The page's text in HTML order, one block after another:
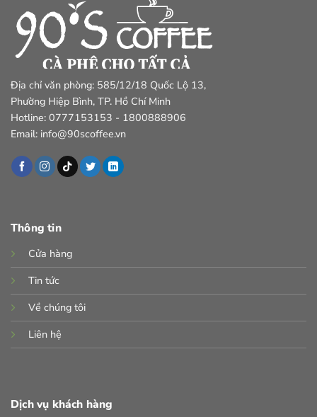
Địa chỉ văn phòng: 585/12/18 Quốc Lộ 13,
Phường Hiệp Bình, TP. Hồ Chí Minh
Hotline: 0777153153 - 1800888906
Email: info@90scoffee.vn
Thông tin
Cửa hàng
Tin tức
Về chúng tôi
Liên hệ
Dịch vụ khách hàng